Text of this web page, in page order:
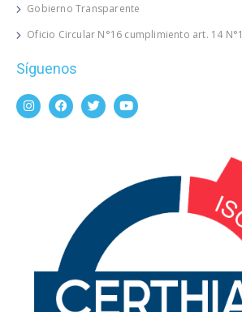
Gobierno Transparente
Oficio Circular N°16 cumplimiento art. 14 N°1
Síguenos